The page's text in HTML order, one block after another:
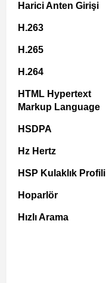
Harici Anten Girişi
H.263
H.265
H.264
HTML Hypertext
Markup Language
HSDPA
Hz Hertz
HSP Kulaklık Profili
Hoparlör
Hızlı Arama